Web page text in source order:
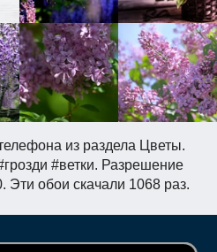
из раздела Цветы.
#ветки. Разрешение
Эти обои скачали 1068 раз.